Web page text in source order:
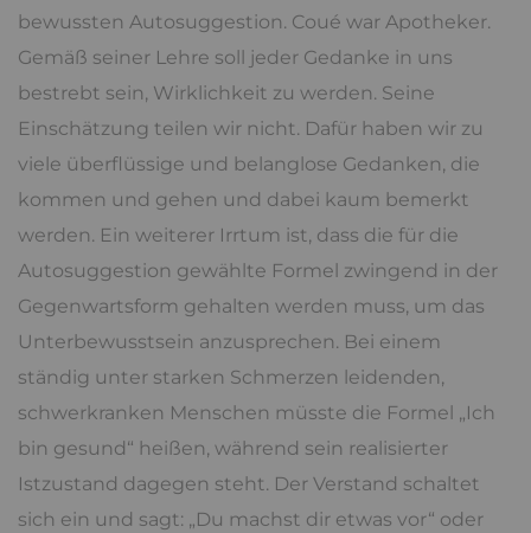
bewussten Autosuggestion. Coué war Apotheker.
Gemäß seiner Lehre soll jeder Gedanke in uns
bestrebt sein, Wirklichkeit zu werden. Seine
Einschätzung teilen wir nicht. Dafür haben wir zu
viele überflüssige und belanglose Gedanken, die
kommen und gehen und dabei kaum bemerkt
werden. Ein weiterer Irrtum ist, dass die für die
Autosuggestion gewählte Formel zwingend in der
Gegenwartsform gehalten werden muss, um das
Unterbewusstsein anzusprechen. Bei einem
ständig unter starken Schmerzen leidenden,
schwerkranken Menschen müsste die Formel „Ich
bin gesund“ heißen, während sein realisierter
Istzustand dagegen steht. Der Verstand schaltet
sich ein und sagt: „Du machst dir etwas vor“ oder